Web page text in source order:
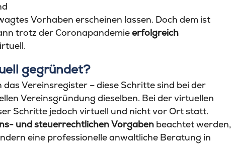
Vorhaben erscheinen lassen. Doch dem ist
trotz der Coronapandemieerfolgreich
gegründet?
Vereinsregister – diese Schritte sind bei der
Vereinsgründung dieselben. Bei der virtuellen
Schritte jedoch virtuell und nicht vor Ort statt.
und steuerrechtlichen Vorgaben beachtet werden,
eine professionelle anwaltliche Beratung in